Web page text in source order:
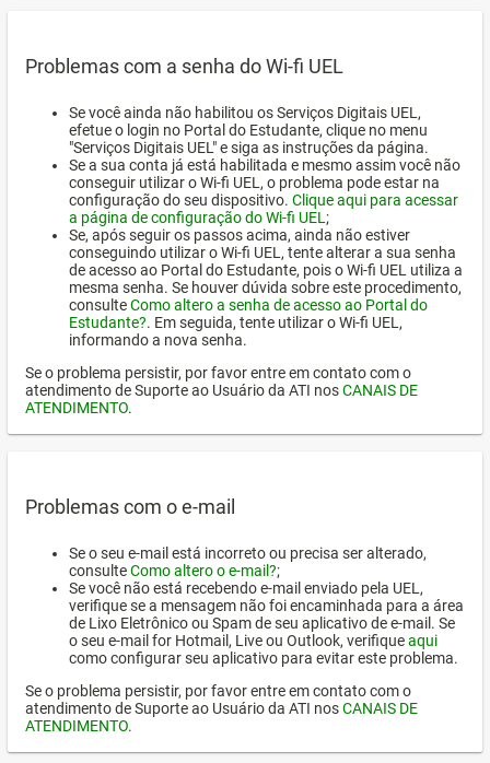
Problemas com a senha do Wi-fi UEL
Se você ainda não habilitou os Serviços Digitais UEL,
efetue o login no Portal do Estudante, clique no menu
"Serviços Digitais UEL" e siga as instruções da página.
Se a sua conta já está habilitada e mesmo assim você não
conseguir utilizar o Wi-fi UEL, o problema pode estar na
configuração do seu dispositivo. Clique aqui para acessar
a página de configuração do Wi-fi UEL ;
Se, após seguir os passos acima, ainda não estiver
conseguindo utilizar o Wi-fi UEL, tente alterar a sua senha
de acesso ao Portal do Estudante, pois o Wi-fi UEL utiliza a
mesma senha. Se houver dúvida sobre este procedimento,
consulteComo altero a senha de acesso ao Portal do
Estudante?. Em seguida, tente utilizar o Wi-fi UEL,
informando a nova senha.
Se o problema persistir, por favor entre em contato com o
atendimento de Suporte ao Usuário da ATI nosCANAIS DE
ATENDIMENTO.
Problemas com o e-mail
Se o seu e-mail está incorreto ou precisa ser alterado,
consulteComo altero o e-mail?;
Se você não está recebendo e-mail enviado pela UEL,
verifique se a mensagem não foi encaminhada para a área
de Lixo Eletrônico ou Spam de seu aplicativo de e-mail. Se
o seu e-mail for Hotmail, Live ou Outlook, verifiqueaqui
como configurar seu aplicativo para evitar este problema.
Se o problema persistir, por favor entre em contato com o
atendimento de Suporte ao Usuário da ATI nosCANAIS DE
ATENDIMENTO.